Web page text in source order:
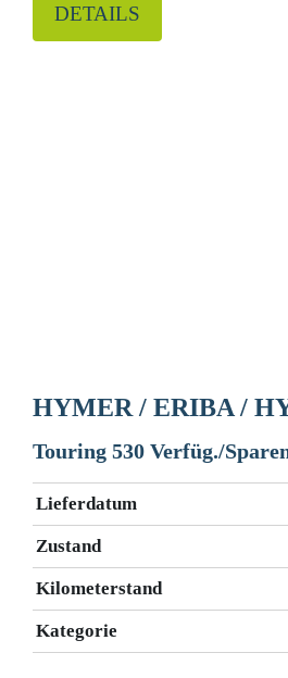
DETAILS
HYMER / ERIBA /
Touring 530 Verfüg./
Lieferdatum
Zustand
Kilometerstand
Kategorie